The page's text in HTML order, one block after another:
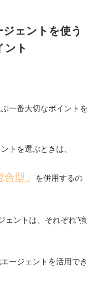
ェントを使う
ント
一番大切なポイント を
トを選ぶときは、
合型」
を併用するの
ェントは、それぞれ”強
ージェントを活用でき